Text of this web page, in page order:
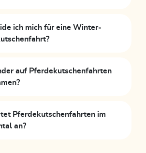
ich mich für eine Winter-
auf Pferdekutschenfahrten
Pferdekutschenfahrten im
an?